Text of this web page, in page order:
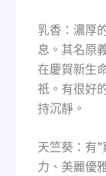
乳香：濃厚
息。其名原
在慶賀新生
祇。有很好
持沉靜。
天竺葵：有
力、美麗優